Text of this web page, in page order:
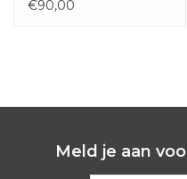
€90,00
Meld je aan